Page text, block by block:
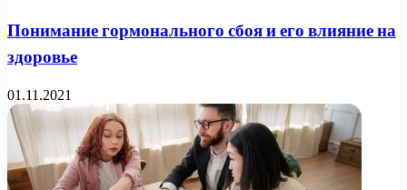
Понимание гормонального сбоя и его влияние на
здоровье
01.11.2021